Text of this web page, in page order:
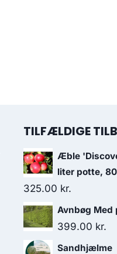
TILFÆLDIGE
Æble
liter potte,
325.00 kr.
Avnbøg Med
399.00 kr.
Sandhjælme